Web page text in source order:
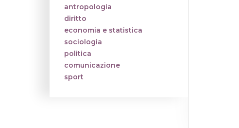
antropologia
diritto
economia e statistica
sociologia
politica
comunicazione
sport